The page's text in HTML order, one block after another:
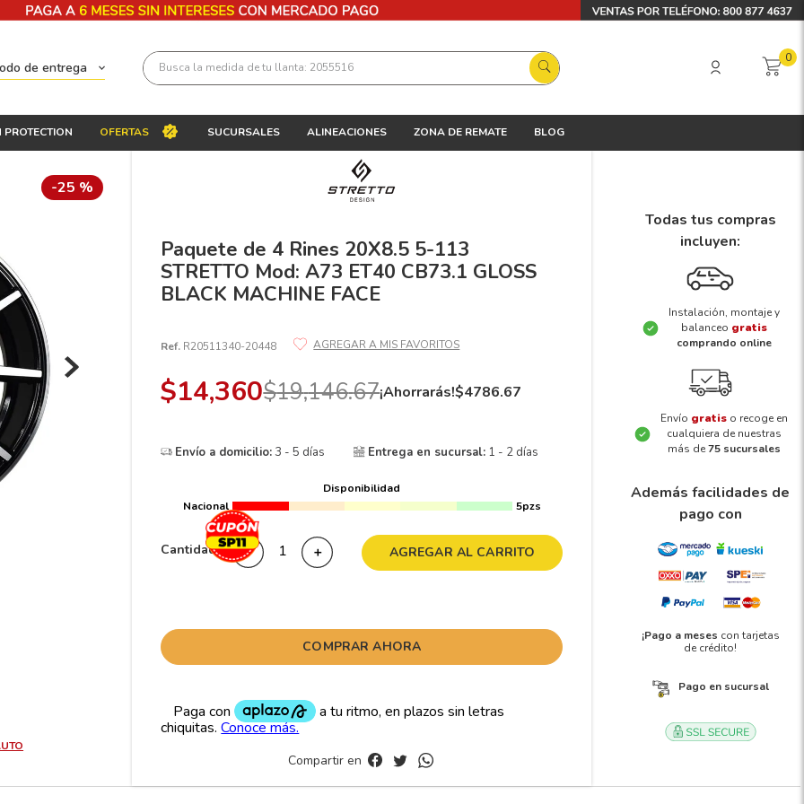
de entrega Busca la medida de tu llanta: 2055516 0
PROTECTION OFERTAS SUCURSALES ALINEACIONES ZONA DE REMATE BLOG
-25 %
Paquete de 4 Rines 20X8.5 5-113
STRETTO Mod: A73 ET40 CB73.1 GLOSS
BLACK MACHINE FACE
Ref. R20511340-20448
$14,360$19,146.67¡Ahorrarás!$4786.67
Envío a domicilio:3 - 5 días Entrega en sucursal: 1 - 2 días
Disponibilidad
Nacional
5pzs
Cantidad ＋
－ AGREGAR AL CARRITO
COMPRAR AHORA
Compartir en
Todas tus compras
incluyen:
Instalación, montaje y
balanceo gratis
comprando online
Envío gratis o recoge en
cualquiera de nuestras
más de75 sucursales
Además facilidades de
pago con
¡Pago a meses con tarjetas
de crédito!
Pago en sucursal
Términos más buscados